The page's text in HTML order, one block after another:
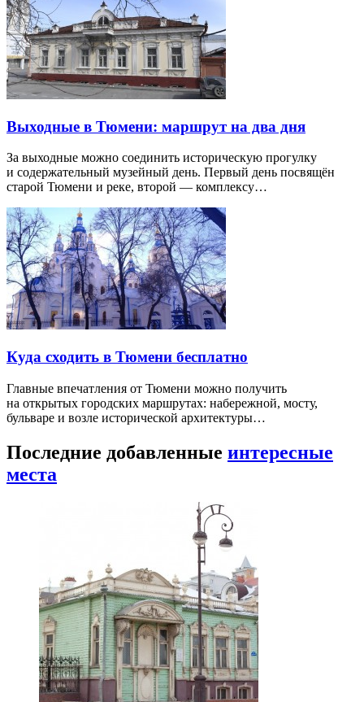
Выходные в Тюмени: маршрут на два дня
За выходные можно соединить историческую прогулку
и содержательный музейный день. Первый день посвящён
старой Тюмени и реке, второй — комплексу…
Куда сходить в Тюмени бесплатно
Главные впечатления от Тюмени можно получить
на открытых городских маршрутах: набережной, мосту,
бульваре и возле исторической архитектуры…
Последние добавленные интересные
места